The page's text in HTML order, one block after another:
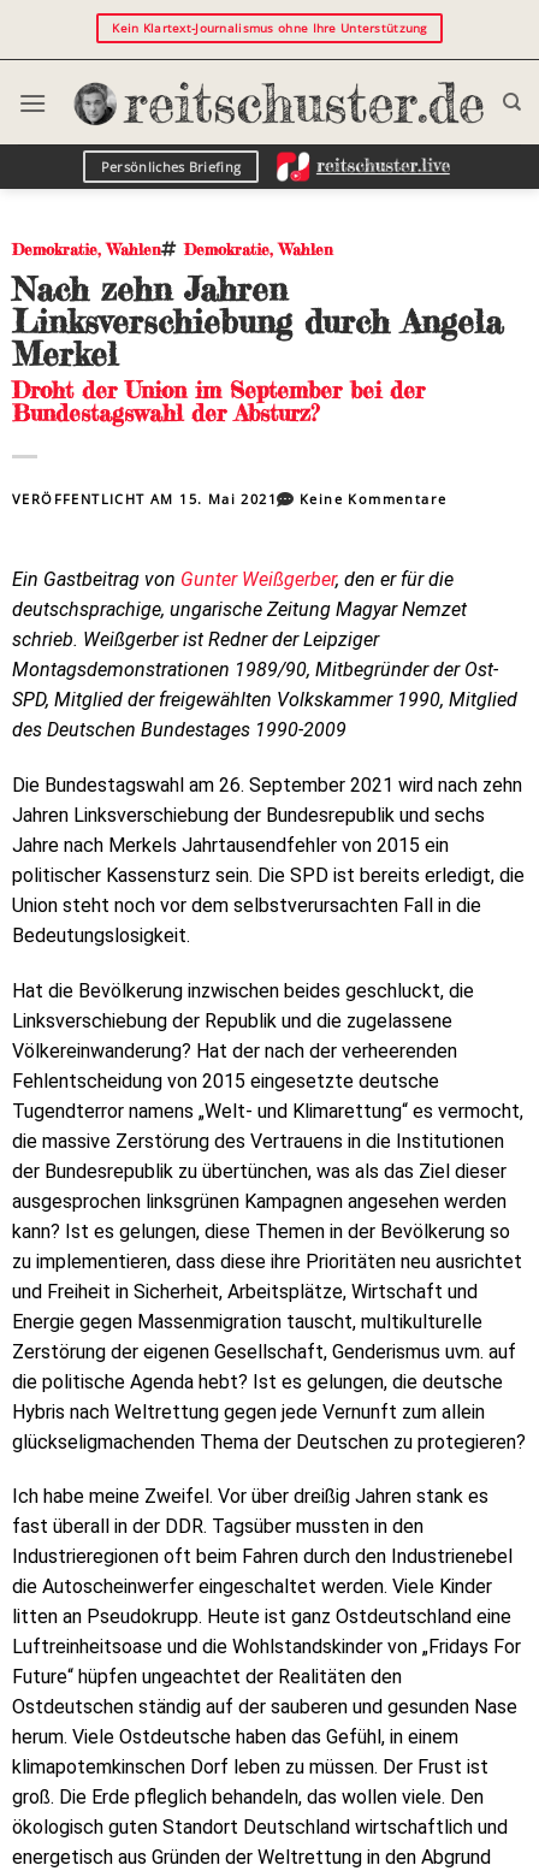
Kein Klartext-Journalismus ohne Ihre Unterstützung
Persönliches Briefing
Demokratie,Wahlen Demokratie,Wahlen
Nach zehn Jahren
Linksverschiebung durch Angela
Merkel
Droht der Union im September bei der
Bundestagswahl der Absturz?
VERÖFFENTLICHT AM 15. Mai 2021 Keine Kommentare
Ein Gastbeitrag von Gunter Weißgerber, den er für die
deutschsprachige, ungarische Zeitung Magyar Nemzet
schrieb. Weißgerber ist Redner der Leipziger
Montagsdemonstrationen 1989/90, Mitbegründer der Ost-
SPD, Mitglied der freigewählten Volkskammer 1990, Mitglied
des Deutschen Bundestages 1990-2009
Die Bundestagswahl am 26. September 2021 wird nach zehn
Jahren Linksverschiebung der Bundesrepublik und sechs
Jahre nach Merkels Jahrtausendfehler von 2015 ein
politischer Kassensturz sein. Die SPD ist bereits erledigt, die
Union steht noch vor dem selbstverursachten Fall in die
Bedeutungslosigkeit.
Hat die Bevölkerung inzwischen beides geschluckt, die
Linksverschiebung der Republik und die zugelassene
Völkereinwanderung? Hat der nach der verheerenden
Fehlentscheidung von 2015 eingesetzte deutsche
Tugendterror namens „Welt- und Klimarettung“ es vermocht,
die massive Zerstörung des Vertrauens in die Institutionen
der Bundesrepublik zu übertünchen, was als das Ziel dieser
ausgesprochen linksgrünen Kampagnen angesehen werden
kann? Ist es gelungen, diese Themen in der Bevölkerung so
zu implementieren, dass diese ihre Prioritäten neu ausrichtet
und Freiheit in Sicherheit, Arbeitsplätze, Wirtschaft und
Energie gegen Massenmigration tauscht, multikulturelle
Zerstörung der eigenen Gesellschaft, Genderismus uvm. auf
die politische Agenda hebt? Ist es gelungen, die deutsche
Hybris nach Weltrettung gegen jede Vernunft zum allein
glückseligmachenden Thema der Deutschen zu protegieren?
Ich habe meine Zweifel. Vor über dreißig Jahren stank es
fast überall in der DDR. Tagsüber mussten in den
Industrieregionen oft beim Fahren durch den Industrienebel
die Autoscheinwerfer eingeschaltet werden. Viele Kinder
litten an Pseudokrupp. Heute ist ganz Ostdeutschland eine
Luftreinheitsoase und die Wohlstandskinder von „Fridays For
Future“ hüpfen ungeachtet der Realitäten den
Ostdeutschen ständig auf der sauberen und gesunden Nase
herum. Viele Ostdeutsche haben das Gefühl, in einem
klimapotemkinschen Dorf leben zu müssen. Der Frust ist
groß. Die Erde pfleglich behandeln, das wollen viele. Den
ökologisch guten Standort Deutschland wirtschaftlich und
energetisch aus Gründen der Weltrettung in den Abgrund